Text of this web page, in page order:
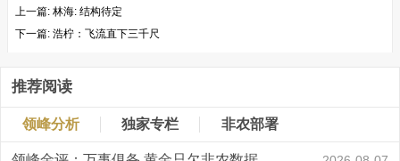
上一篇: 林海: 结构待定
下一篇: 浩柠：飞流直下三千尺
推荐阅读
领峰分析 独家专栏 非农部署